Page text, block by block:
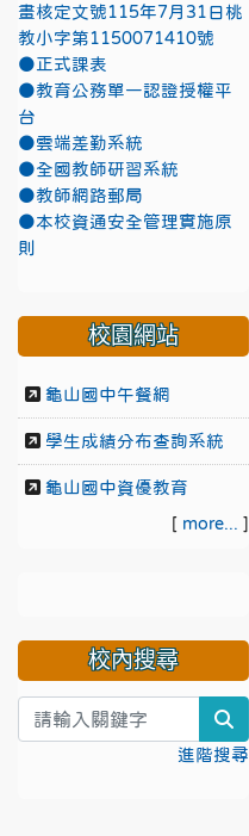
畫核定文號115年7月31日桃
教小字第1150071410號
●正式課表
●教育公務單一認證授權平
台
●雲端差勤系統
●全國教師研習系統
●教師網路郵局
●本校資通安全管理實施原
則
校園網站
龜山國中午餐網
學生成績分布查詢系統
龜山國中資優教育
[ more... ]
校內搜尋
進階搜尋